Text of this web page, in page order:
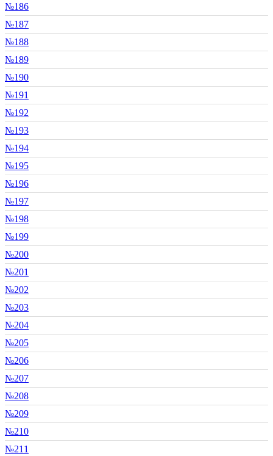
№186
№187
№188
№189
№190
№191
№192
№193
№194
№195
№196
№197
№198
№199
№200
№201
№202
№203
№204
№205
№206
№207
№208
№209
№210
№211